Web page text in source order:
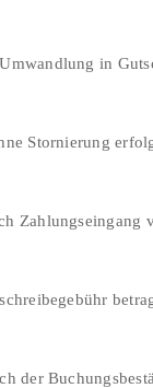
in
Stornierung
Zahlungseingang
der